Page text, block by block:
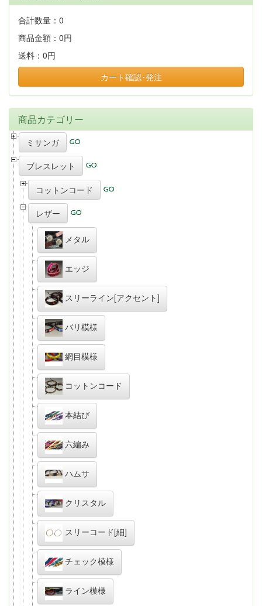
合計数量： 0
商品金額： 0円
送料： 0円
カート確認･発注
商品カテゴリー
ミサンガ
ブレスレット
コットンコード
レザー
メタル
エッジ
スリーライン[アクセント]
バリ模様
網目模様
コットンコード
本結び
六編み
ハムサ
クリスタル
スリーコード[細]
チェック模様
ライン模様